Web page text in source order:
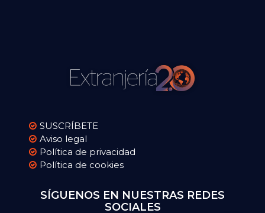
SUSCRÍBETE
Aviso legal
Política de privacidad
Política de cookies
SÍGUENOS EN NUESTRAS REDES
SOCIALES